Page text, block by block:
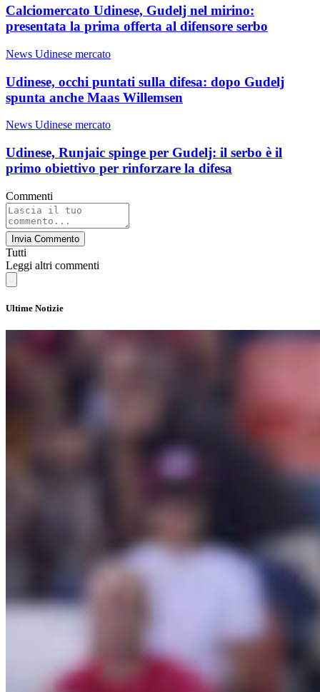
Calciomercato Udinese, Gudelj nel mirino:
presentata la prima offerta al difensore serbo
News Udinese mercato
Udinese, occhi puntati sulla difesa: dopo Gudelj
spunta anche Maas Willemsen
News Udinese mercato
Udinese, Runjaic spinge per Gudelj: il serbo è il
primo obiettivo per rinforzare la difesa
Commenti
Invia Commento
Tutti
Leggi altri commenti
Ultime Notizie